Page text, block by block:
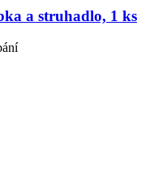
a struhadlo, 1 ks